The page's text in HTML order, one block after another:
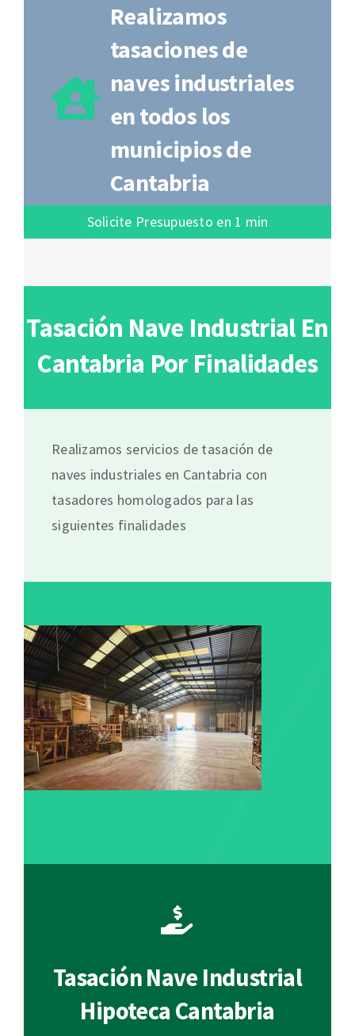
Realizamos
tasaciones de
naves industriales
en todos los
municipios de
Cantabria
Solicite Presupuesto en 1 min
Tasación Nave Industrial En
Cantabria Por Finalidades
Realizamos servicios de tasación de
naves industriales en Cantabria con
tasadores homologados para las
siguientes finalidades
Tasación Nave Industrial
Hipoteca Cantabria